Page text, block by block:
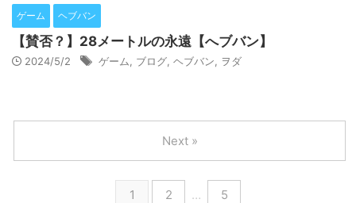
ゲーム ヘブバン
【賛否？】28メートルの永遠【へブバン】
2024/5/2 ゲーム ブログ ヘブバン ヲダ
1 2 … 5
Next »